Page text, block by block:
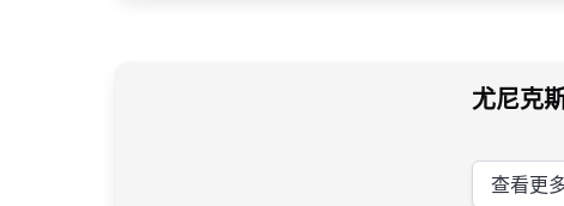
尤尼克
查看更